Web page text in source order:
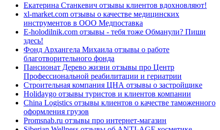
Екатерина Станкевич отзывы клиентов вдохновляют!
xl-market.com отзывы о качестве медицинских
инструментов в ООО Медпоставка
E-holodilnik.com отзывы - тебя тоже Обманули? Пиши
здесь!
Фонд Архангела Михаила отзывы о работе
благотворительного фонда
Пансионат Дерево жизни отзывы про Центр
Профессиональной реабилитации и гериатрии
Строительная компания ЦНА отзывы о застройщике
Holidaygo отзывы туристов и клиентов компании
China Logistics отзывы клиентов о качестве таможенного
оформления грузов
Promsnab.ru отзывы про интернет-магазин